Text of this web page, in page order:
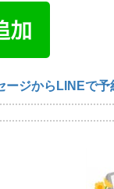
ジからLINEで予